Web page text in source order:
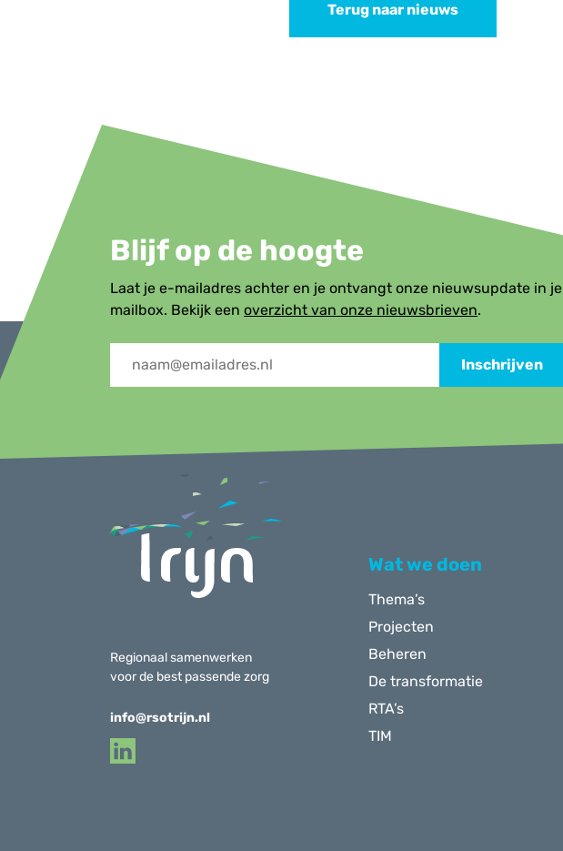
Terug naar nieuws
Blijf op de hoogte
Laat je e-mailadres achter en je ontvangt onze nieuwsupdate in je
mailbox. Bekijk eenoverzicht van onze nieuwsbrieven.
Inschrijven
Regionaal samenwerken
voor de best passende zorg
info@rsotrijn.nl
Wat we doen
Thema’s
Projecten
Beheren
De transformatie
RTA’s
TIM